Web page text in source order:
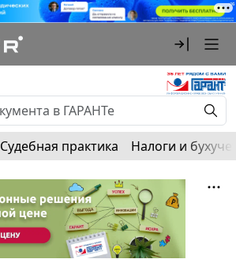
Судебная практика Налоги и